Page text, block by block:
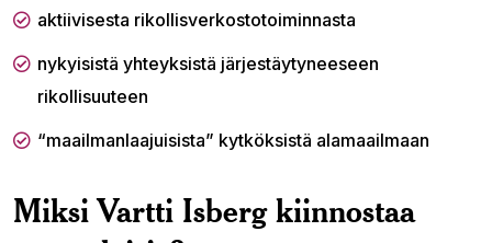
aktiivisesta rikollisverkostotoiminnasta
nykyisistä yhteyksistä järjestäytyneeseen
rikollisuuteen
“maailmanlaajuisista” kytköksistä alamaailmaan
Miksi Vartti Isberg kiinnostaa